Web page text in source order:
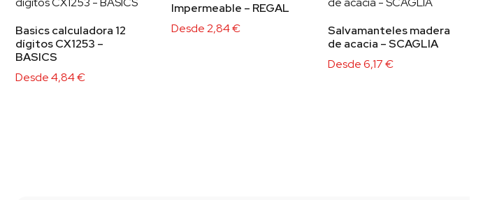
Basics calculadora 12
dígitos CX1253 –
BASICS
Desde4,84€
Impermeable – REGAL
Desde2,84€
Salvamanteles madera
de acacia – SCAGLIA
Desde6,17€